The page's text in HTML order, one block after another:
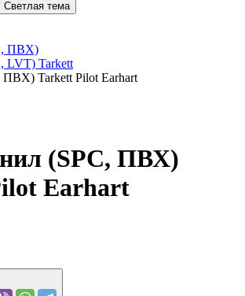
Светлая тема
ПВХ)
LVT) Tarkett
Tarkett Pilot Earhart
(SPC, ПВХ)
Earhart